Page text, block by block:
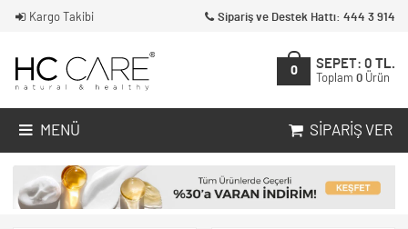
Kargo Takibi Sipariş ve Destek Hattı: 444 3 914
0
SEPET: 0 TL.
Toplam 0 Ürün
MENÜ SIPARIŞ VER